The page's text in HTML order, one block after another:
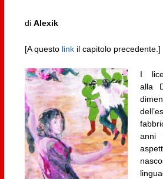
di Alexik
[A questolinkil capitolo precedente.]
I
alla
anni